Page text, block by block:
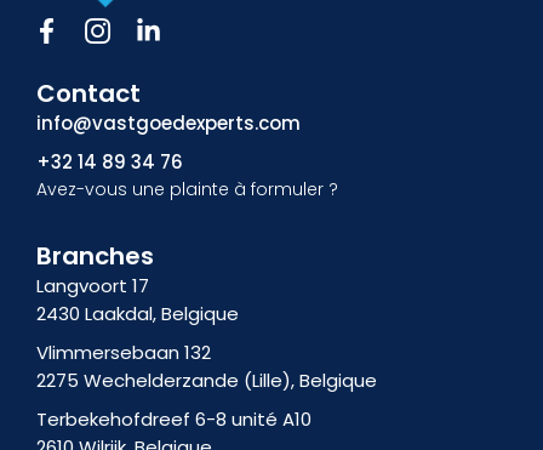
F
a
e
b
o
o
k
I
c
n
e
-
n
t
a
g
r
a
m
1
L
i
e
d
i
n
i
n
Contact
info@vastgoedexperts.com
+32 14 89 34 76
Avez-vous une plainte à formuler ?
Branches
Langvoort 17
2430 Laakdal, Belgique
Vlimmersebaan 132
2275 Wechelderzande (Lille), Belgique
Terbekehofdreef 6-8 unité A10